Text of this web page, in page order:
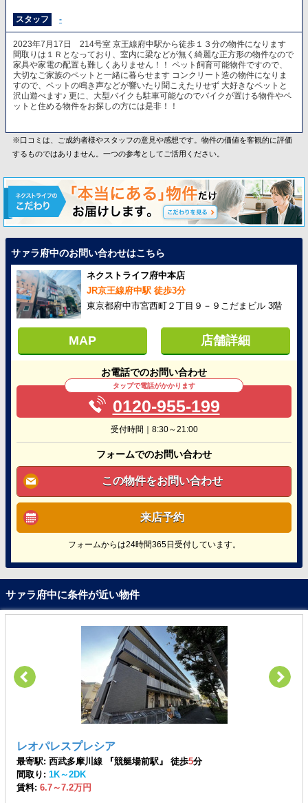
スタッフ -
2023年7月17日 214号室 京王線府中駅から徒歩１３分の物件になります
間取りは１Ｒとなっており、室内に梁などが無く綺麗な正方形の物件なので
家具や家電の配置も難しくありません！！ ペット飼育可能物件ですので、
大切なご家族のペットと一緒に暮らせます コンクリート造の物件になりま
すので、ペットの鳴き声などが響いたり聞こえたりせず 大好きなペットと
沢山遊べます♪ 更に、大型バイクも駐車可能なのでバイクが置ける物件やペ
ットと住める物件をお探しの方には是非！！
※口コミは、ご成約者様やスタッフの意見や感想です。物件の価値を客観的に評価
するものではありません。一つの参考としてご活用ください。
サァラ府中のお問い合わせはこちら
ネクストライフ府中本店
JR京王線府中駅 徒歩3分
東京都府中市宮西町２丁目９－９こだまビル 3階
MAP 店舗詳細
お電話でのお問い合わせ
タップで電話がかかります
0120-955-199
受付時間｜8:30～21:00
フォームでのお問い合わせ
この物件をお問い合わせ
来店予約
フォームからは24時間365日受付しています。
サァラ府中に条件が近い物件
レオパレスプレシア
最寄駅: 西武多摩川線 『競艇場前駅』 徒歩5分
間取り: 1K～2DK
賃料: 6.7～7.2万円